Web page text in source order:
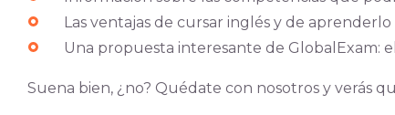
Las ventajas de cursar inglés y de
Una propuesta interesante de GlobalExam:
Suena bien, ¿no? Quédate con nosotros y verás